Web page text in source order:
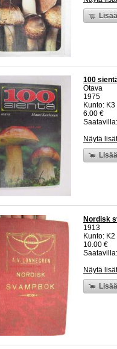
100
Otava
1975
Kunto:
6.00 €
Näytä
Nordisk
1913
Kunto:
10.00 €
Näytä